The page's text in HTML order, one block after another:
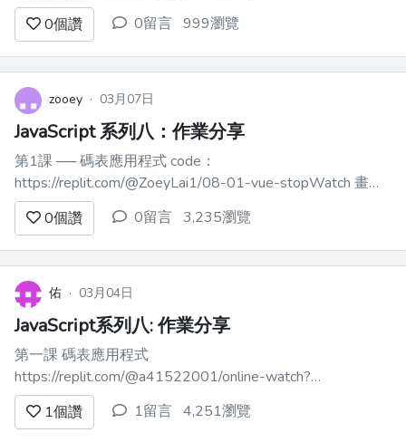
`defer`是在 HTML 文件中包含外部
JavaScript 檔案時使用的屬性。它們會影
響瀏覽器載入和執行腳本的方式。讓我們
詳細了解一下它們。 預設行為 ---- 我們
通常使用`<scr...
0個讚 0留言 999瀏覽
zooey · 03月07日
JavaScript 系列八：作業分享
第1課 ── 碼表應用程式 code：
https://replit.com/@ZoeyLai1/08-01-vue-stopWatch 畫
面：https://9ae3756c-652f-4aa4-9b57-cb528318fb08-
00-msym9f2ajxo5.riker.replit.dev...
0個讚 0留言 3,235瀏覽
佑 · 03月04日
JavaScript系列八: 作業分享
第一課 碼表應用程式
https://replit.com/@a41522001/online-watch?
v=1#index.html 第二課 筆記應用程式
https://replit.com/@a41522001/online-note?
1個讚 1留言 4,251瀏覽